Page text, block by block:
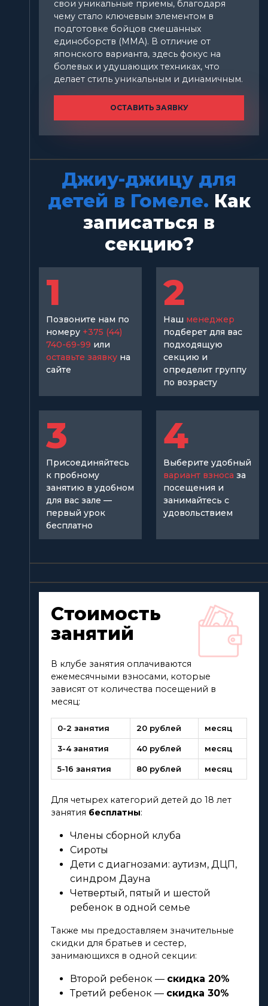
свои уникальные приемы, благодаря
чему стало ключевым элементом в
подготовке бойцов смешанных
единоборств (ММА). В отличие от
японского варианта, здесь фокус на
болевых и удушающих техниках, что
делает стиль уникальным и динамичным.
ОСТАВИТЬ ЗАЯВКУ
Джиу-джицу для
детей в Гомеле. Как
записаться в
секцию?
1
Позвоните нам по
номеру +375 (44)
740-69-99 или
оставьте заявку на
сайте
2
Наш менеджер
подберет для вас
подходящую
секцию и
определит группу
по возрасту
3
Присоединяйтесь
к пробному
занятию в удобном
для вас зале —
первый урок
бесплатно
4
Выберите удобный
вариант взноса за
посещения и
занимайтесь с
удовольствием
Стоимость
занятий
В клубе занятия оплачиваются
ежемесячными взносами, которые
зависят от количества посещений в
месяц:
0-2 занятия 20 рублей месяц
3-4 занятия 40 рублей месяц
5-16 занятия 80 рублей месяц
Для четырех категорий детей до 18 лет
занятия бесплатны:
Члены сборной клуба
Сироты
Дети с диагнозами: аутизм, ДЦП,
синдром Дауна
Четвертый, пятый и шестой
ребенок в одной семье
Также мы предоставляем значительные
скидки для братьев и сестер,
занимающихся в одной секции:
Второй ребенок — скидка 20%
Третий ребенок — скидка 30%